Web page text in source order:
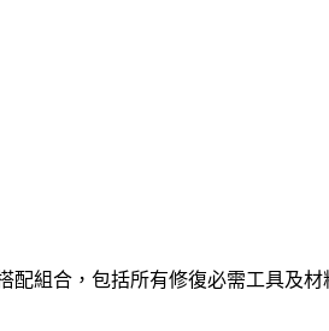
配組合，包括所有修復必需工具及